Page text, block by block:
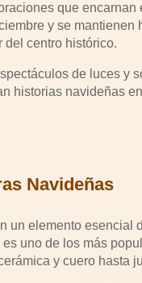
que
y se
del centro histórico.
de luces y
historias navideñas
Navideñas
un elemento esencial
es uno de los más
y cuero hasta